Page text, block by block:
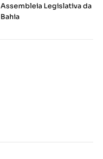
Assembleia Legislativa da
Bahia